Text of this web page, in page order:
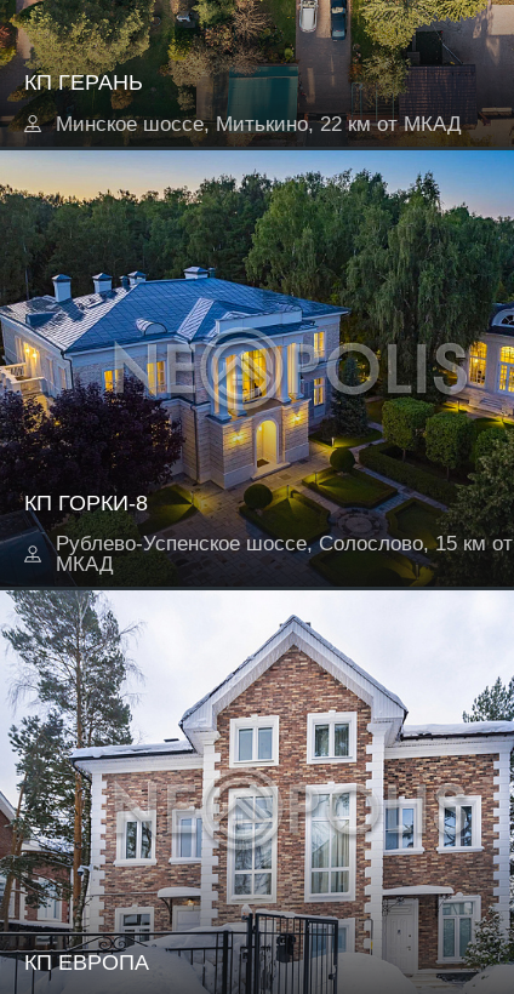
КП ГЕРАНЬ
Минское шоссе, Митькино, 22 км от МКАД
КП ГОРКИ-8
Рублево-Успенское шоссе, Солослово, 15 км от
МКАД
КП ЕВРОПА